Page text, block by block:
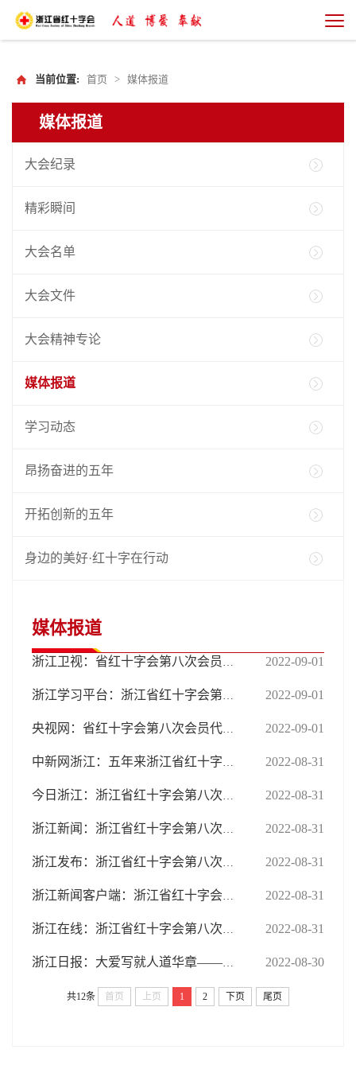
当前位置: 首页 > 媒体报道
媒体报道
大会纪录
精彩瞬间
大会名单
大会文件
大会精神专论
媒体报道
学习动态
昂扬奋进的五年
开拓创新的五年
身边的美好·红十字在行动
媒体报道
浙江卫视：省红十字会第八次会员代表大会举行 袁家军王可讲话 黄建发出席 2022-09-01
浙江学习平台：浙江省红十字会第八次会员代表大会举行 袁家军王可讲话 2022-09-01
央视网：省红十字会第八次会员代表大会举行 袁家军王可讲话 黄建发出席 2022-09-01
中新网浙江：五年来浙江省红十字系统累计募集社会捐赠款物30.62亿元 2022-08-31
今日浙江：浙江省红十字会第八次会员代表大会举行 袁家军王可讲话 2022-08-31
浙江新闻：浙江省红十字会第八次会员代表大会举行 袁家军王可讲话 2022-08-31
浙江发布：浙江省红十字会第八次会员代表大会举行 袁家军王可讲话 2022-08-31
浙江新闻客户端：浙江省红十字会第八次会员代表大会举行 袁家军王可讲话 2022-08-31
浙江在线：浙江省红十字会第八次会员代表大会举行 袁家军王可讲话 2022-08-31
浙江日报：大爱写就人道华章——我省红十字事业五年发展综述 2022-08-30
共12条 首页 上页 1 2 下页 尾页